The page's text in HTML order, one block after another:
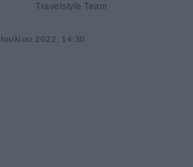
Travelstyle Team
Ιουλίου 2022, 14:30